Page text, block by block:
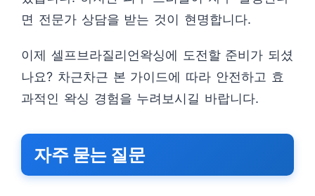
면 전문가 상담을 받는 것이 현명합니다.
이제 셀프브라질리언왁싱에 도전할 준비가 되셨
나요? 차근차근 본 가이드에 따라 안전하고 효
과적인 왁싱 경험을 누려보시길 바랍니다.
자주 묻는 질문